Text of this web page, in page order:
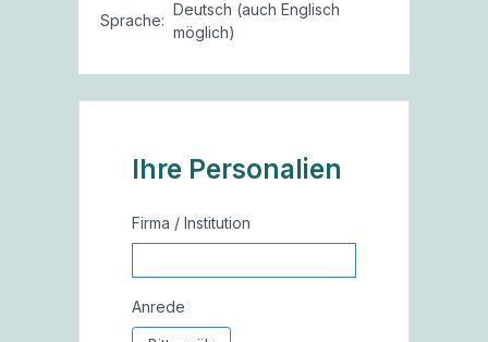
Sprache:
Deutsch (auch Englisch
möglich)
Ihre Personalien
Firma / Institution
Anrede